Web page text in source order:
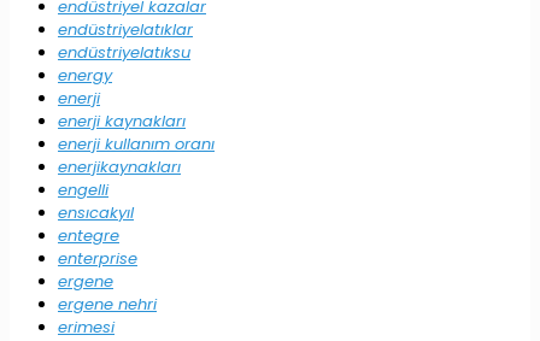
endüstriyel kazalar
endüstriyelatıklar
endüstriyelatıksu
energy
enerji
enerji kaynakları
enerji kullanım oranı
enerjikaynakları
engelli
ensıcakyıl
entegre
enterprise
ergene
ergene nehri
erimesi